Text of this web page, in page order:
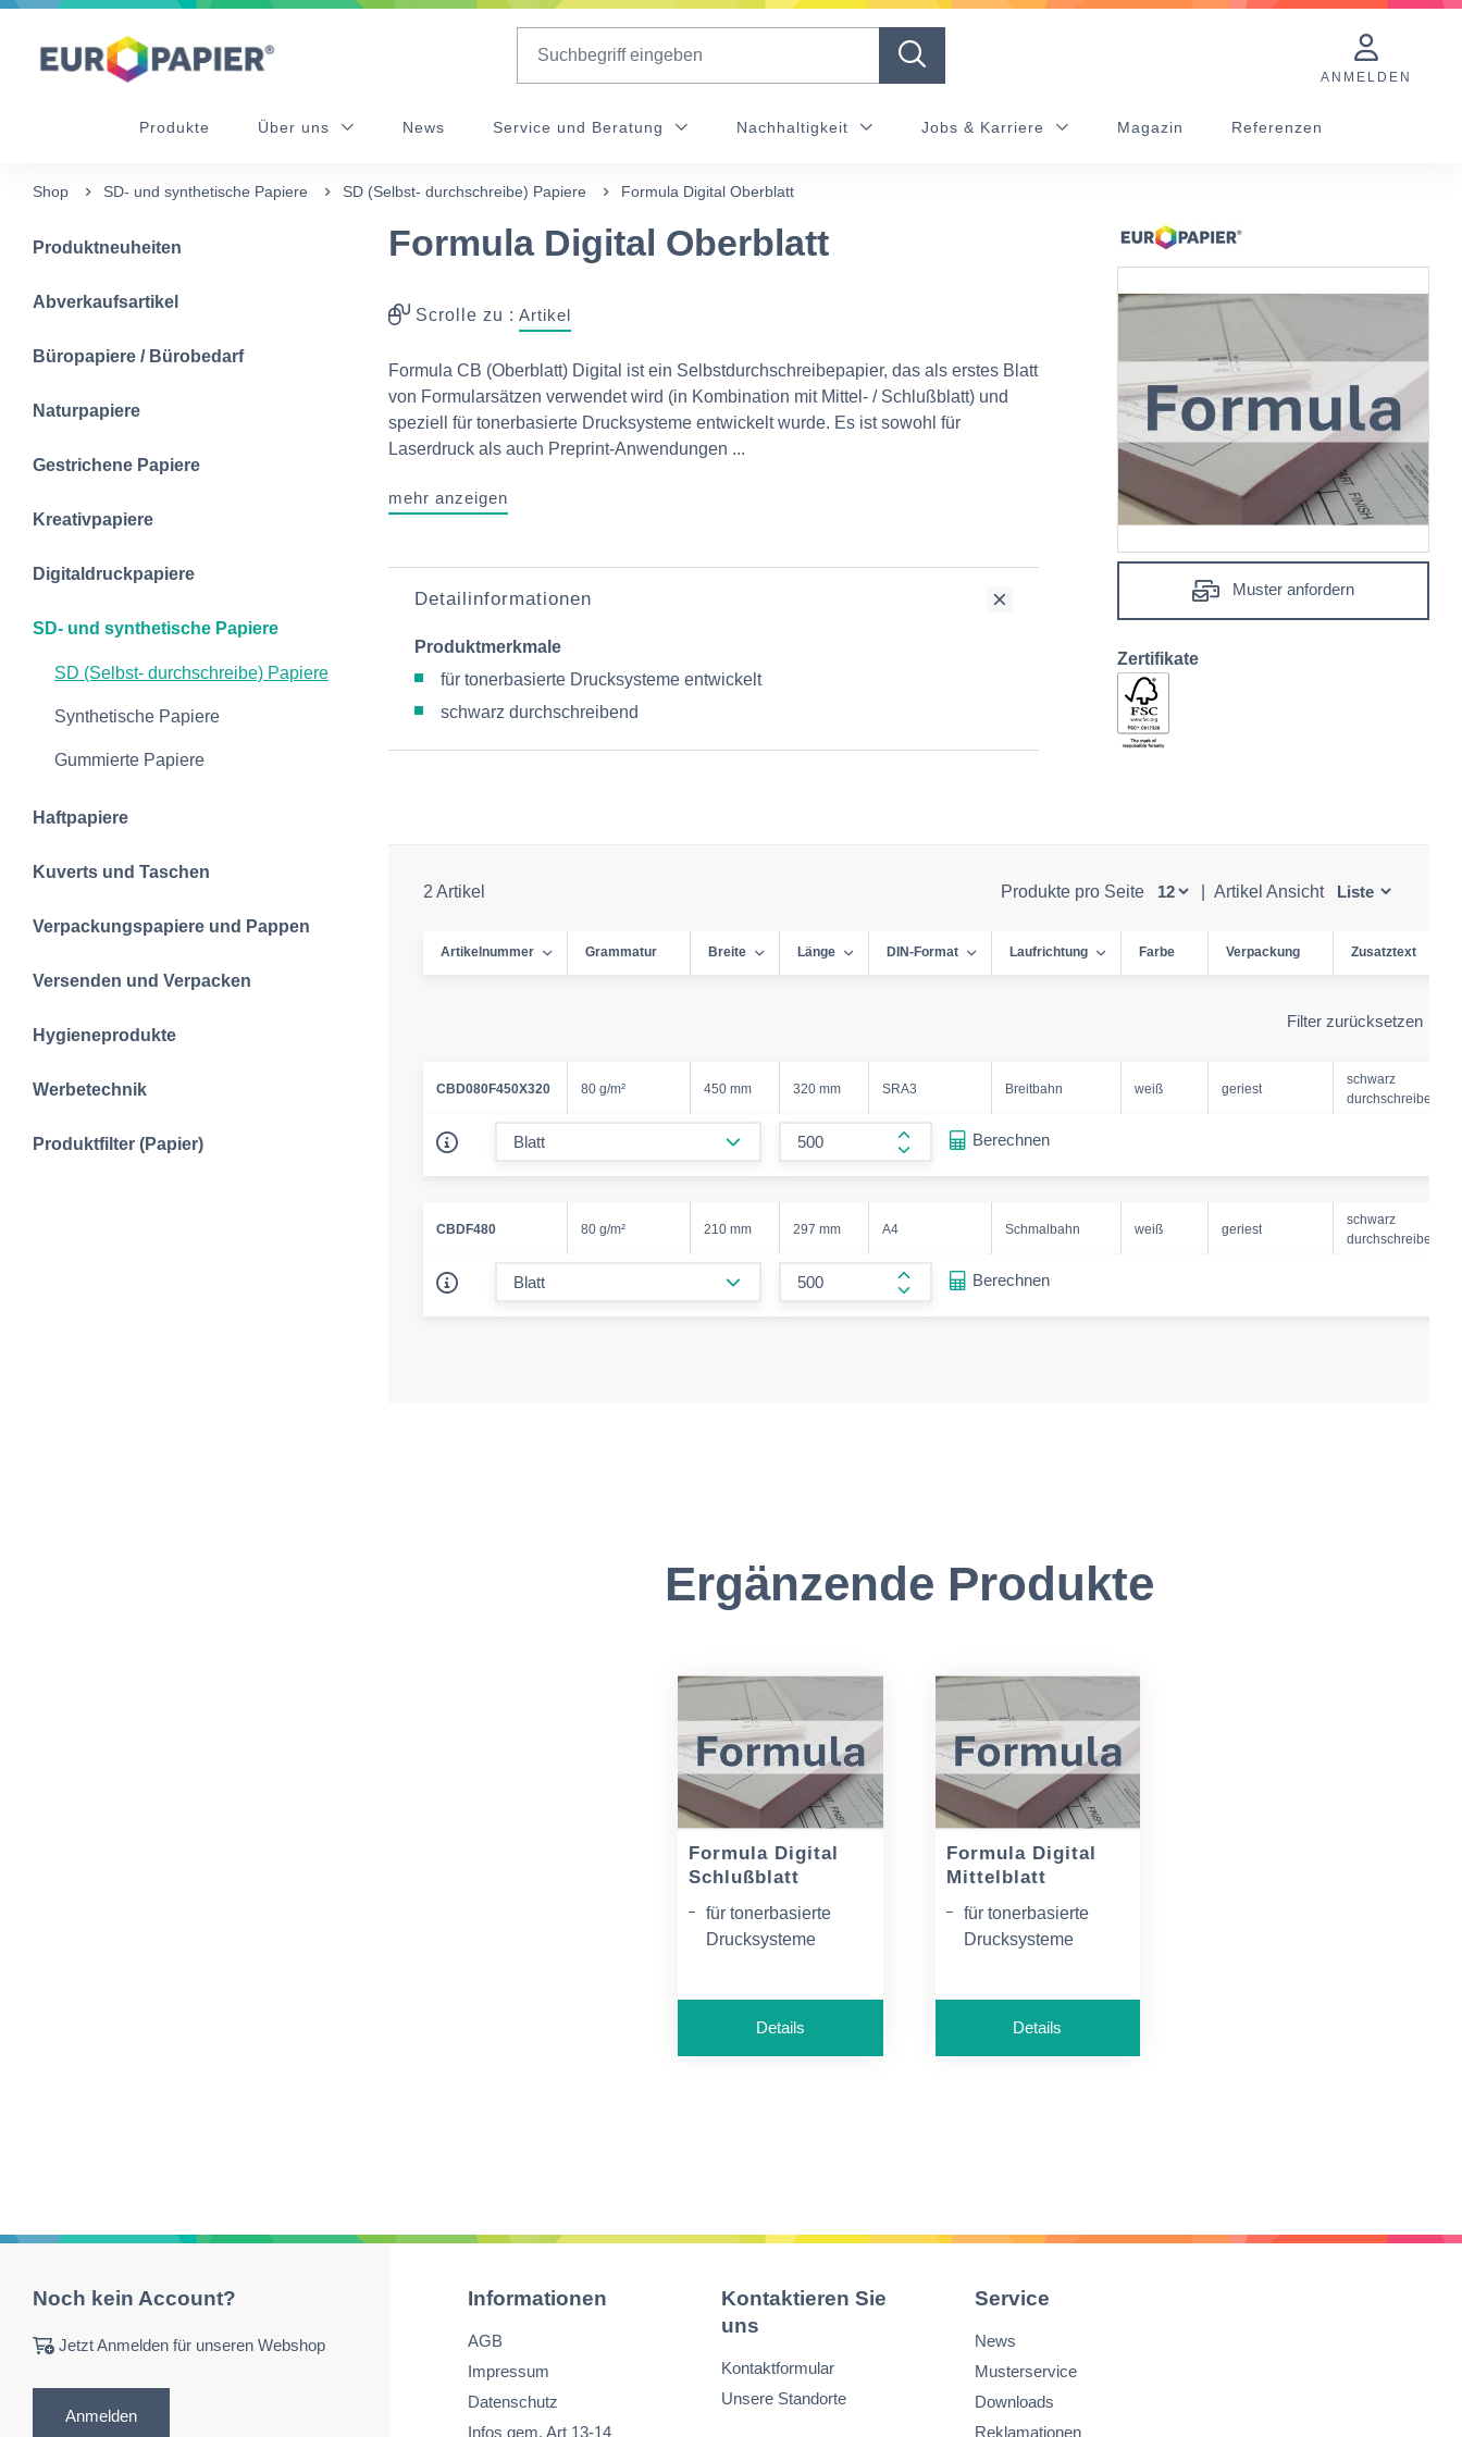
Table Of Content
Ergänzende Produkte
ANMELDEN
Produkte Über uns News Service und Beratung Nachhaltigkeit Jobs & Karriere Magazin Referenzen
Shop SD- und synthetische Papiere SD (Selbst- durchschreibe) Papiere Formula Digital Oberblatt
Produktneuheiten
Abverkaufsartikel
Büropapiere / Bürobedarf
Naturpapiere
Gestrichene Papiere
Kreativpapiere
Digitaldruckpapiere
SD- und synthetische Papiere
SD (Selbst- durchschreibe) Papiere
Synthetische Papiere
Gummierte Papiere
Haftpapiere
Kuverts und Taschen
Verpackungspapiere und Pappen
Versenden und Verpacken
Hygieneprodukte
Werbetechnik
Produktfilter (Papier)
Formula Digital Oberblatt
Scrolle zu : Artikel
Formula CB (Oberblatt) Digital ist ein Selbstdurchschreibepapier, das als erstes Blatt
von Formularsätzen verwendet wird (in Kombination mit Mittel- / Schlußblatt) und
speziell für tonerbasierte Drucksysteme entwickelt wurde. Es ist sowohl für
Laserdruck als auch Preprint-Anwendungen ...
mehr anzeigen
Detailinformationen
Produktmerkmale
für tonerbasierte Drucksysteme entwickelt
schwarz durchschreibend
Muster anfordern
Zertifikate
2 Artikel Produkte pro Seite Artikel Ansicht
Artikelnummer Grammatur Breite Länge DIN-Format Laufrichtung Farbe Verpackung Zusatztext
Filter zurücksetzen
CBD080F450X320 80 g/m² 450 mm 320 mm SRA3 Breitbahn weiß geriest
schwarz
durchschreibend
form.increase-amount
Berechnen
CBDF480 80 g/m² 210 mm 297 mm A4 Schmalbahn weiß geriest
schwarz
durchschreibend
form.increase-amount
Berechnen
Ergänzende Produkte
Formula Digital
Schlußblatt
für tonerbasierte
Drucksysteme
schwarz
durchschreibend
Details
Formula Digital
Mittelblatt
für tonerbasierte
Drucksysteme
schwarz
durchschreibend
Details
Noch kein Account?
Jetzt Anmelden für unseren Webshop
Anmelden
Informationen
AGB
Impressum
Datenschutz
Infos gem. Art 13-14
Kontaktieren Sie
uns
Kontaktformular
Unsere Standorte
Service
News
Musterservice
Downloads
Reklamationen